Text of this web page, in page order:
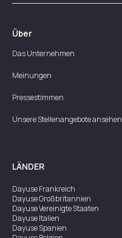
Über
Das Unternehmen
Meinungen
Pressestimmen
Unsere Stellenangebote ansehen
LÄNDER
DayuseFrankreich
DayuseGroßbritannien
DayuseVereinigte Staaten
DayuseItalien
DayuseSpanien